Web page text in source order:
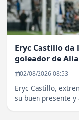
Eryc Castillo da
goleador de
02/08/2026 08:53
Eryc Castillo,
su buen presente